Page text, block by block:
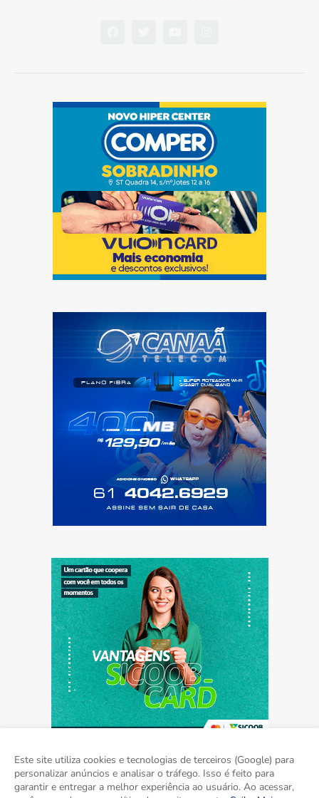
Este site utiliza cookies e tecnologias de terceiros (Google) para
personalizar anúncios e analisar o tráfego. Isso é feito para
garantir e entregar a melhor experiência ao usuário. Ao acessar,